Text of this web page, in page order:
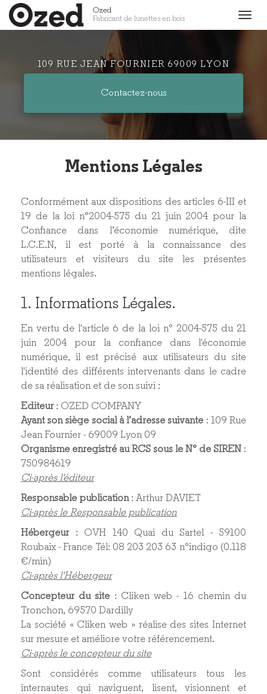
Aller
au
Ozed
Fabricant de lunettes en bois
109 RUE JEAN FOURNIER 69009 LYON
Contactez-nous
Mentions Légales
Conformément aux dispositions des articles 6-III et
19 de la loi n°2004-575 du 21 juin 2004 pour la
Confiance dans l’économie numérique, dite
L.C.E.N, il est porté à la connaissance des
utilisateurs et visiteurs du site les présentes
mentions légales.
1. Informations Légales.
En vertu de l'article 6 de la loi n° 2004-575 du 21
juin 2004 pour la confiance dans l'économie
numérique, il est précisé aux utilisateurs du site
l'identité des différents intervenants dans le cadre
de sa réalisation et de son suivi :
Editeur : OZED COMPANY
Ayant son siège social à l’adresse suivante : 109 Rue
Jean Fournier - 69009 Lyon 09
Organisme enregistré au RCS sous le N° de SIREN :
750984619
Ci-après l'éditeur
Responsable publication: Arthur DAVIET
Ci-après le Responsable publication
Hébergeur: OVH 140 Quai du Sartel - 59100
Roubaix - France Tél : 08 203 203 63 n° indigo (0.118
€/min)
Ci-après l'Hébergeur
Concepteur du site : Cliken web - 16 chemin du
Tronchon, 69570 Dardilly
La société « Cliken web » réalise des sites Internet
sur mesure et améliore votre référencement.
Ci-après le concepteur du site
Sont considérés comme utilisateurs tous les
internautes qui naviguent, lisent, visionnent et